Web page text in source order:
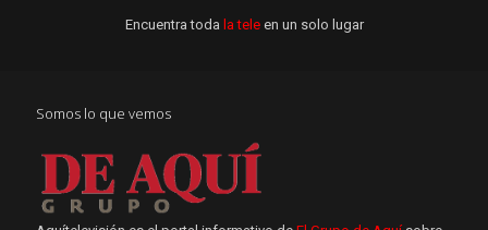
Encuentra toda la tele en un solo lugar
Somos lo que vemos